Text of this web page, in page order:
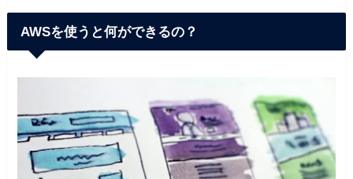
AWSを使うと何ができるの？